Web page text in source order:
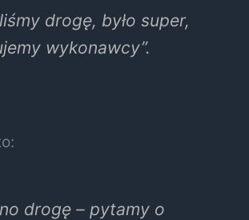
drogę, było super,
wykonawcy”.
drogę – pytamy o